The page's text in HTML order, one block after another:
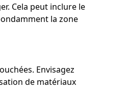
Cela peut inclure le
la zone
Envisagez
de matériaux